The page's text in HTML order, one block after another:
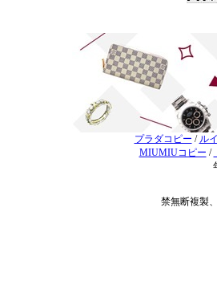
プラダコピー / ル
MIUMIUコピー /
禁無断複製